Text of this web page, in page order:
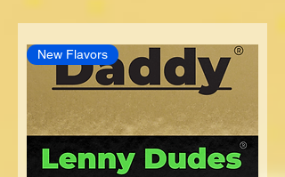
New Flavors